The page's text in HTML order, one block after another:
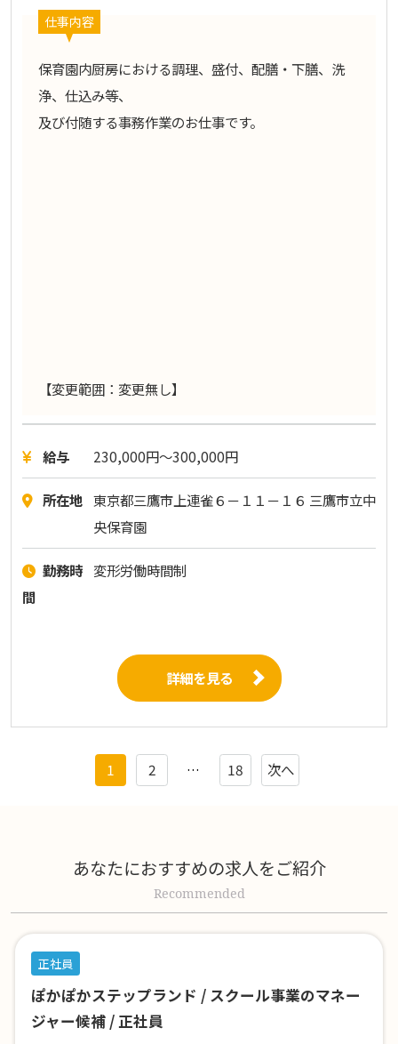
仕事内容
保育園内厨房における調理、盛付、配膳・下膳、洗
浄、仕込み等、
及び付随する事務作業のお仕事です。
【変更範囲：変更無し】
給与 230,000円〜300,000円
所在地 東京都三鷹市上連雀６－１１－１６ 三鷹市立中
央保育園
勤務時
間
変形労働時間制
詳細を見る
1 2 … 18 次へ
あなたにおすすめの求人をご紹介
Recommended
正社員
ぽかぽかステップランド / スクール事業のマネー
ジャー候補 / 正社員